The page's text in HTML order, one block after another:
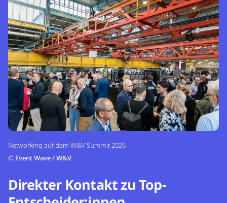
Networking auf dem W&V Summit 2026
© Event Wave / W&V
Direkter Kontakt zu Top-